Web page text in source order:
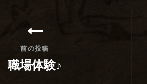
前の投稿
職場体験♪